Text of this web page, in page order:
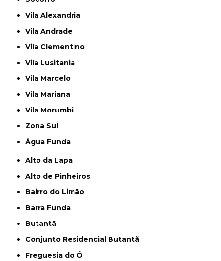
Vila Alexandria
Vila Andrade
Vila Clementino
Vila Lusitania
Vila Marcelo
Vila Mariana
Vila Morumbi
Zona Sul
Água Funda
Alto da Lapa
Alto de Pinheiros
Bairro do Limão
Barra Funda
Butantã
Conjunto Residencial Butantã
Freguesia do Ó